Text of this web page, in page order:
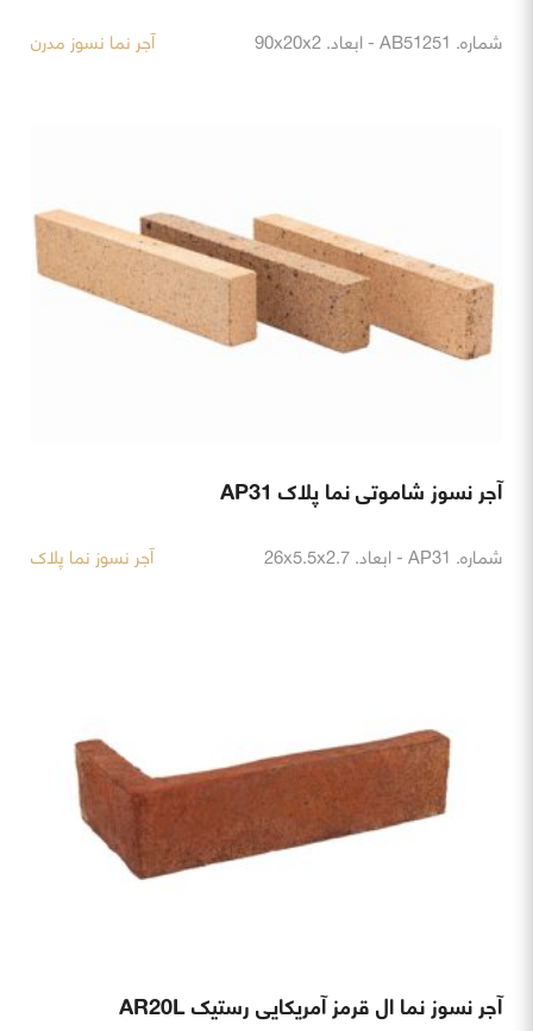
شماره. AB51251 - ابعاد. 90x20x2 آجر نما نسوز مدرن
آجر نسوز شاموتی نما پلاک AP31
شماره. AP31 - ابعاد. 26x5.5x2.7 آجر نسوز نما پلاک
آجر نسوز نما ال قرمز آمریکایی رستیک AR20L